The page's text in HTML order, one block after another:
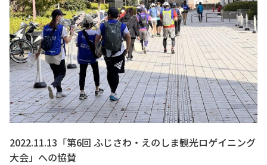
2022.11.13「第6回 ふじさわ・えのしま観光ロゲイニング
大会」への協賛